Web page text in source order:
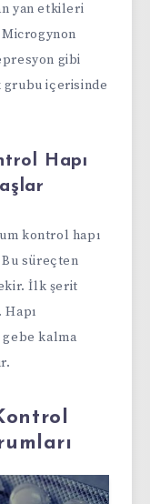
yan etkileri
Microgynon
gibi
grubu içerisinde
Hapı
kontrol hapı
süreçten
İlk şerit
kalma